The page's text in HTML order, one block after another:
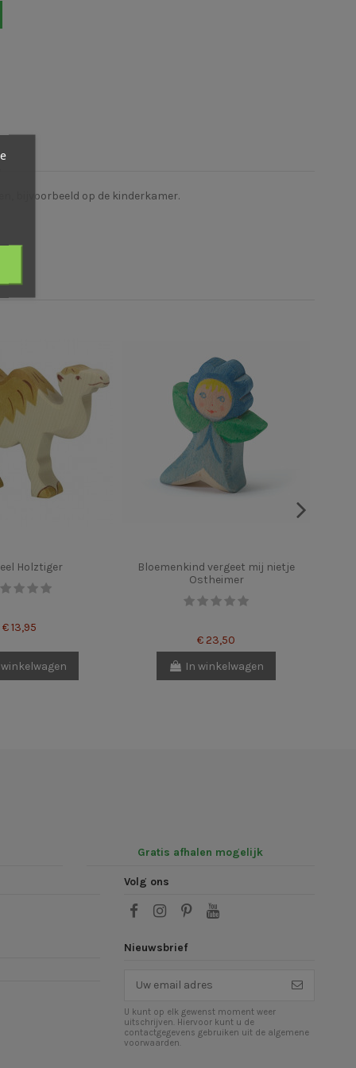
bijvoorbeeld op de kinderkamer.
Holztiger
€ 13,95
Bloemenkind vergeet mij nietje
Ostheimer
€ 23,50
In winkelwagen
Gratis afhalen mogelijk
Volg ons
Nieuwsbrief
U kunt op elk gewenst moment weer
uitschrijven. Hiervoor kunt u de
contactgegevens gebruiken uit de algemene
voorwaarden.